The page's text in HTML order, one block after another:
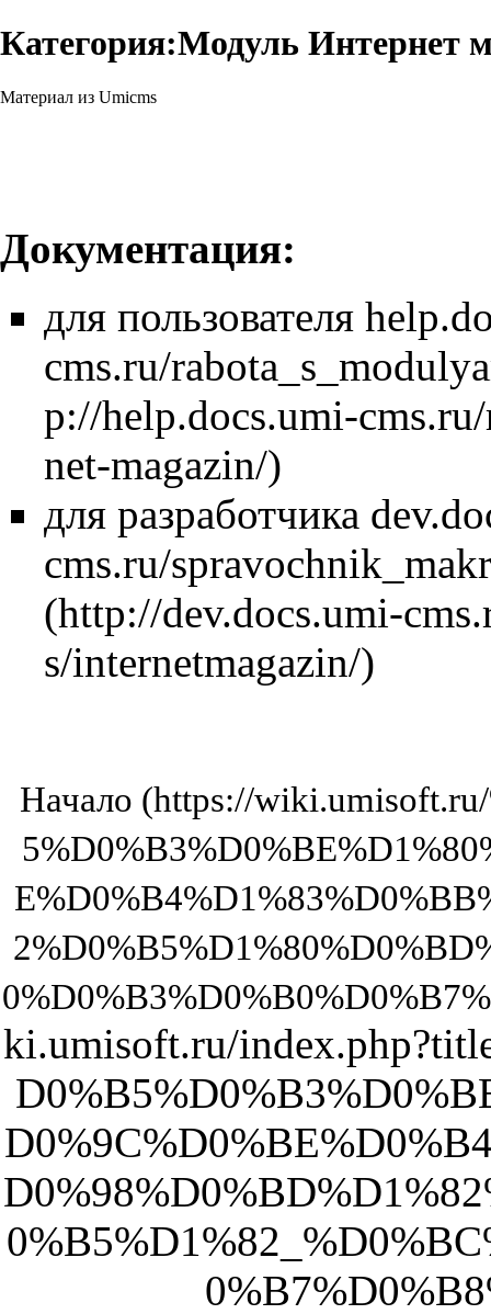
Категория:Модуль Интернет
Материал из Umicms
Документация:
для пользователя
cms.ru/
для разработчика
cms.ru/
Начало